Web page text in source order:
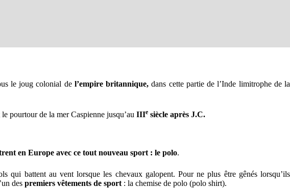
le joug colonial de l’empire britannique, dans cette partie de l’Inde limitrophe de la
pourtour de la mer Caspienne jusqu’au IIIe siècle après J.C.
en Europe avec ce tout nouveau sport : le polo.
qui battent au vent lorsque les chevaux galopent. Pour ne plus être gênés lorsqu’ils
des premiers vêtements de sport : la chemise de polo (polo shirt).